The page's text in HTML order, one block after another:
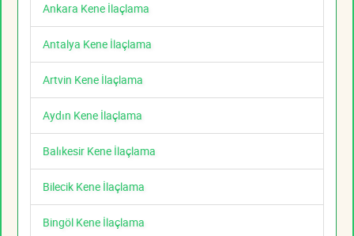
Ankara Kene İlaçlama
Antalya Kene İlaçlama
Artvin Kene İlaçlama
Aydın Kene İlaçlama
Balıkesir Kene İlaçlama
Bilecik Kene İlaçlama
Bingöl Kene İlaçlama